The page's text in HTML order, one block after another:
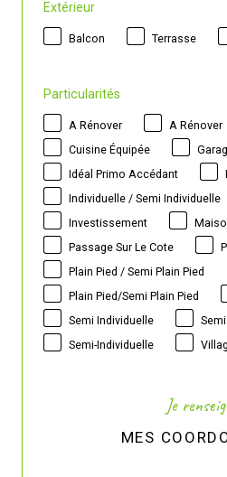
Extérieur
Balcon Terrasse
Particularités
A Rénover
A Rénover
Cuisine Équipée
Idéal Primo Accédant
Individuelle / Semi Individuelle
Investissement
Passage Sur Le Cote
Plain Pied / Semi Plain Pied
Plain Pied/semi Plain Pied
Semi Individuelle
Semi-Individuelle
Je
MES